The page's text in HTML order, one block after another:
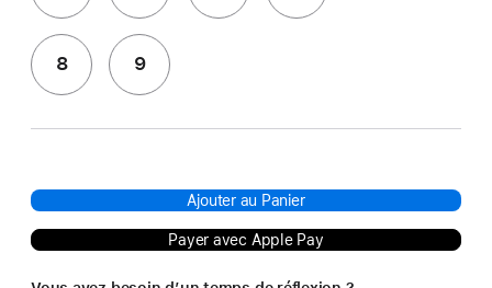
8 9
Ajouter au Panier
Payer avec Apple Pay